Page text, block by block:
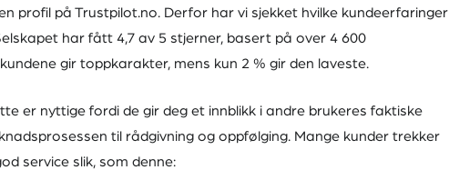
profil på Trustpilot.no. Derfor har vi sjekket hvilke kundeerfaringer
har fått 4,7 av 5 stjerner, basert på over 4 600
gir toppkarakter, mens kun 2 % gir den laveste.
er nyttige fordi de gir deg et innblikk i andre brukeres faktiske
til rådgivning og oppfølging. Mange kunder trekker
service slik, som denne: